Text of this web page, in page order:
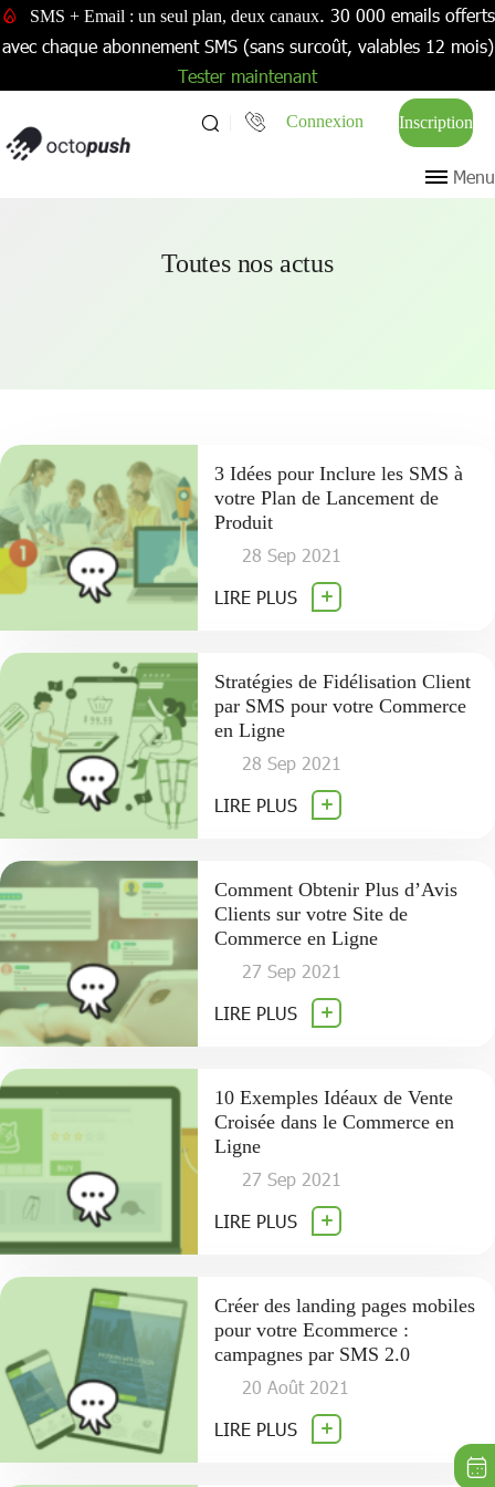
SMS + Email : un seul plan, deux canaux. 30 000 emails offerts
avec chaque abonnement SMS (sans surcoût, valables 12 mois)
Tester maintenant
Connexion Inscription
Menu
Toutes nos actus
3 Idées pour Inclure les SMS à
votre Plan de Lancement de
Produit
28 Sep 2021
LIRE PLUS
Stratégies de Fidélisation Client
par SMS pour votre Commerce
en Ligne
28 Sep 2021
LIRE PLUS
Comment Obtenir Plus d’Avis
Clients sur votre Site de
Commerce en Ligne
27 Sep 2021
LIRE PLUS
10 Exemples Idéaux de Vente
Croisée dans le Commerce en
Ligne
27 Sep 2021
LIRE PLUS
Créer des landing pages mobiles
pour votre Ecommerce :
campagnes par SMS 2.0
20 Août 2021
LIRE PLUS